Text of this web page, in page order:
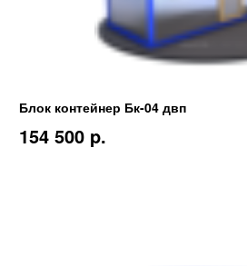
Блок контейнер Бк-04 двп
154 500 p.